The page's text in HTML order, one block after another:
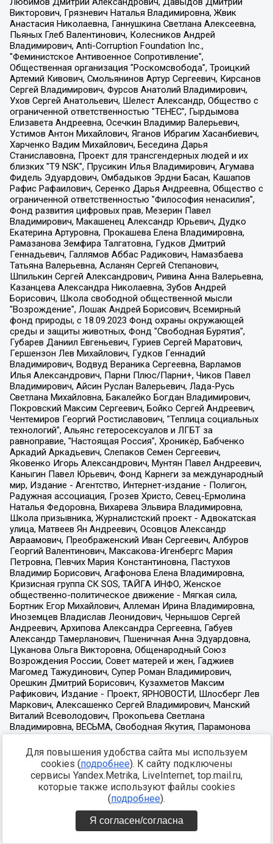
Для повышения удобства сайта мы используем
cookies (подробнее). К сайту подключены
сервисы Yandex.Metrika, LiveInternet, top.mail.ru,
которые также используют файлы cookies
(подробнее).
Я согласен/согласна